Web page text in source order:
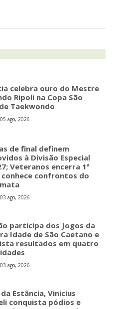
celebra ouro do Mestre
Ripoli na Copa São
Taekwondo
ago, 2026
de final definem
à Divisão Especial
Veteranos encerra 1ª
conhece confrontos do
ago, 2026
participa dos Jogos da
Idade de São Caetano e
resultados em quatro
ago, 2026
Estância, Vinicius
conquista pódios e